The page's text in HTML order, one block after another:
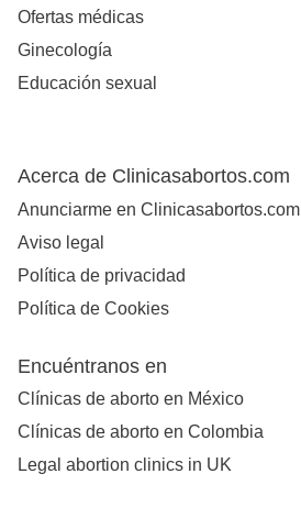
Ofertas médicas
Ginecología
Educación sexual
Acerca de Clinicasabortos.com
Anunciarme en Clinicasabortos.com
Aviso legal
Política de privacidad
Política de Cookies
Encuéntranos en
Clínicas de aborto en México
Clínicas de aborto en Colombia
Legal abortion clinics in UK